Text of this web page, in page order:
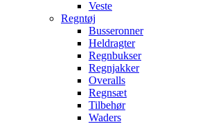
Veste
Regntøj
Busseronner
Heldragter
Regnbukser
Regnjakker
Overalls
Regnsæt
Tilbehør
Waders